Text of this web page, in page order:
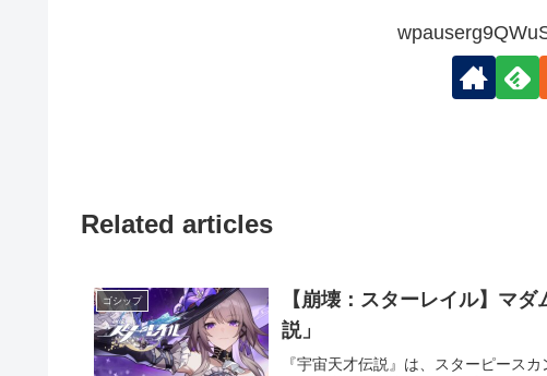
Related articles
ゴシップ
【崩壊：スターレイル】マ
説」
『宇宙天才伝説』は、スターピース